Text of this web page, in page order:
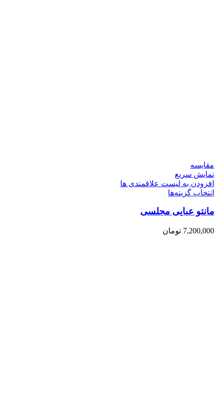
مقایسه
نمایش سریع
افزودن به لیست علاقمندی ها
انتخاب گزینه‌ها
مانتو عبایی مجلسی
7,200,000 تومان